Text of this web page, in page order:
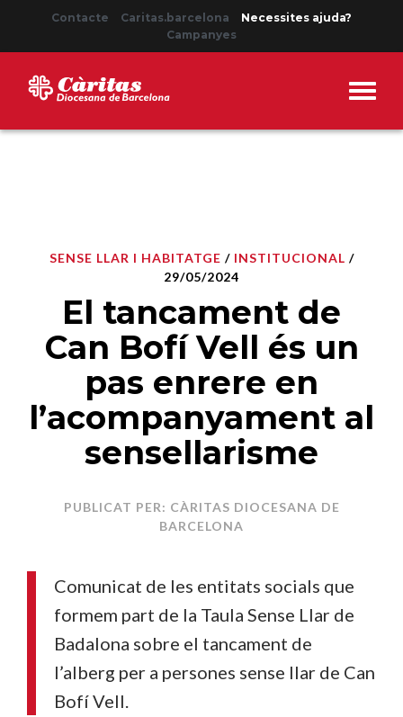
Contacte Caritas.barcelona
Necessites ajuda?
Campanyes
SENSE LLAR I HABITATGE / INSTITUCIONAL /
29/05/2024
El tancament de
Can Bofí Vell és un
pas enrere en
l’acompanyament al
sensellarisme
PUBLICAT PER: CÀRITAS DIOCESANA DE
BARCELONA
Comunicat de les entitats socials que
formem part de la Taula Sense Llar de
Badalona sobre el tancament de
l’alberg per a persones sense llar de Can
Bofí Vell.